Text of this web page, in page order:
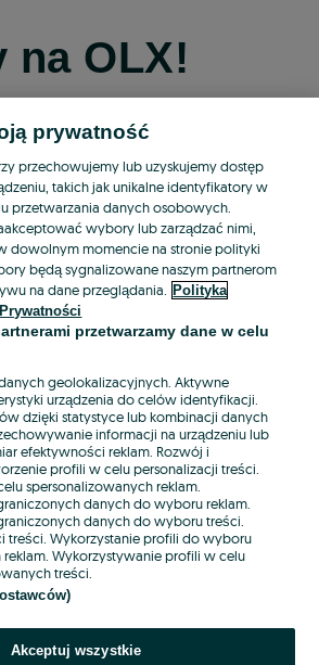
na OLX!
przez Facebooka
przez konto Apple
przez konto Google
LUB
prywatność
przechowujemy lub uzyskujemy dostęp
takich jak unikalne identyfikatory w
przetwarzania danych osobowych.
wybory lub zarządzać nimi,
dowolnym momencie na stronie polityki
będą sygnalizowane naszym partnerom
na dane przeglądania.
Polityka
przetwarzamy dane w celu
geolokalizacyjnych. Aktywne
urządzenia do celów identyfikacji.
dzięki statystyce lub kombinacji danych
informacji na urządzeniu lub
efektywności reklam. Rozwój i
profili w celu personalizacji treści.
spersonalizowanych reklam.
danych do wyboru reklam.
danych do wyboru treści.
treści. Wykorzystanie profili do wyboru
Wykorzystywanie profili w celu
treści.
Akceptuj wszystkie